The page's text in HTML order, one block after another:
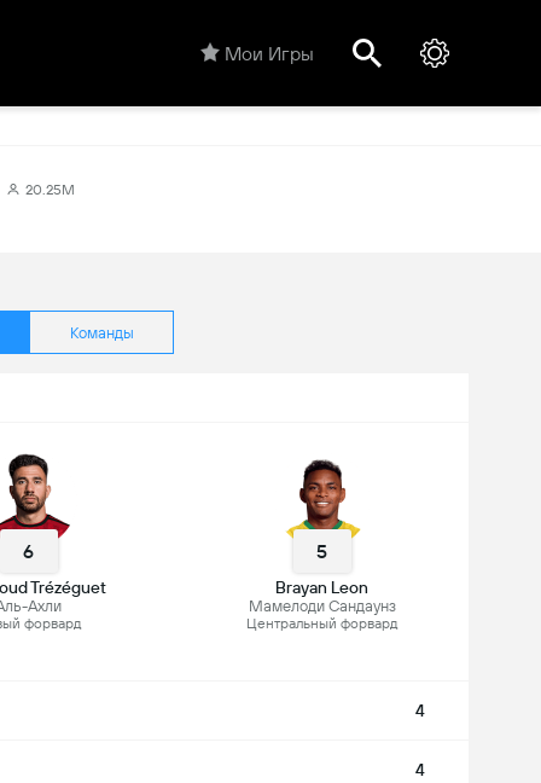
Мои Игры
20.25M
Команды
6
Trézéguet
Ахли
форвард
5
Brayan Leon
Мамелоди Сандаунз
Центральный форвард
4
4